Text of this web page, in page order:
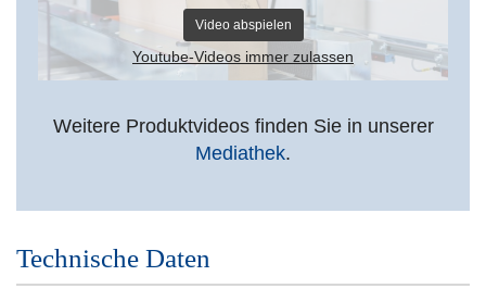
Video abspielen
Youtube-Videos immer zulassen
Weitere Produktvideos finden Sie in unserer
Mediathek.
Technische Daten